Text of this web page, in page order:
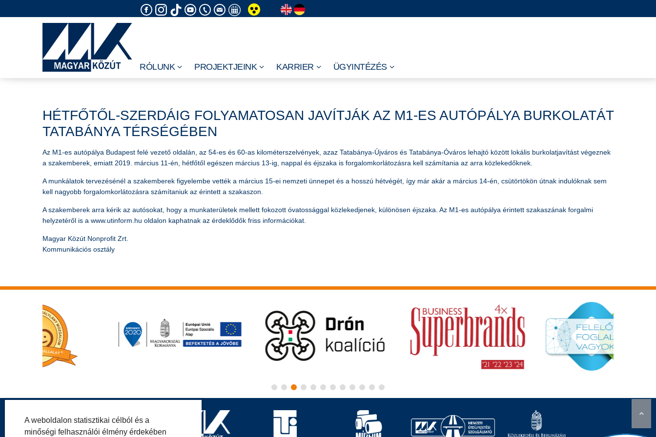
to
RÓLUNK PROJEKTJEINK KARRIER ÜGYINTÉZÉS
HÉTFŐTŐL-SZERDÁIG FOLYAMATOSAN JAVÍTJÁK AZ M1-ES AUTÓPÁLYA BURKOLATÁT
TATABÁNYA TÉRSÉGÉBEN
Az M1-es autópálya Budapest felé vezető oldalán, az 54-es és 60-as kilométerszelvények, azaz Tatabánya-Újváros és Tatabánya-Óváros lehajtó között lokális burkolatjavítást végeznek
a szakemberek, emiatt 2019. március 11-én, hétfőtől egészen március 13-ig, nappal és éjszaka is forgalomkorlátozásra kell számítania az arra közlekedőknek.
A munkálatok tervezésénél a szakemberek figyelembe vették a március 15-ei nemzeti ünnepet és a hosszú hétvégét, így már akár a március 14-én, csütörtökön útnak indulóknak sem
kell nagyobb forgalomkorlátozásra számítaniuk az érintett a szakaszon.
A szakemberek arra kérik az autósokat, hogy a munkaterületek mellett fokozott óvatossággal közlekedjenek, különösen éjszaka. Az M1-es autópálya érintett szakaszának forgalmi
helyzetéről is a www.utinform.hu oldalon kaphatnak az érdeklődők friss információkat.
Magyar Közút Nonprofit Zrt.
Kommunikációs osztály
A weboldalon statisztikai célból és a
minőségi felhasználói élmény érdekében